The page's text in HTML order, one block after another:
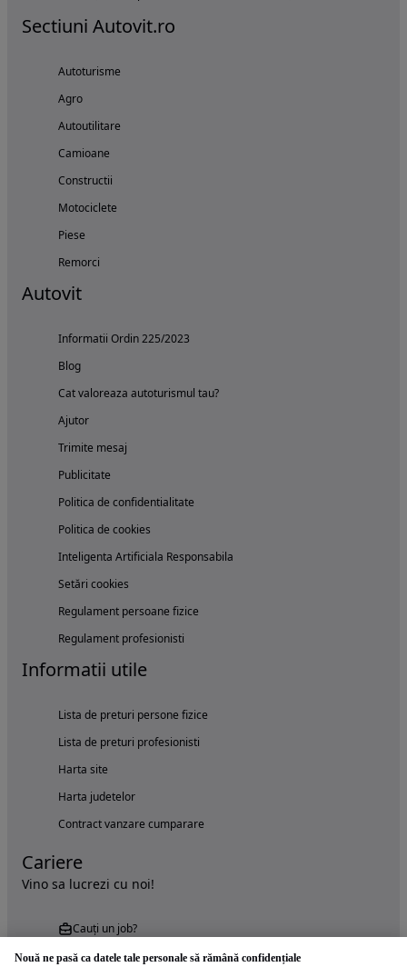
Sectiuni Autovit.ro
Autoturisme
Agro
Autoutilitare
Camioane
Constructii
Motociclete
Piese
Remorci
Autovit
Informatii Ordin 225/2023
Blog
Cat valoreaza autoturismul tau?
Ajutor
Trimite mesaj
Publicitate
Politica de confidentialitate
Politica de cookies
Inteligenta Artificiala Responsabila
Setări cookies
Regulament persoane fizice
Regulament profesionisti
Informatii utile
Lista de preturi persone fizice
Lista de preturi profesionisti
Harta site
Harta judetelor
Contract vanzare cumparare
Cariere
Vino sa lucrezi cu noi!
Cauți un job?
Nouă ne pasă ca datele tale personale să rămână confidențiale